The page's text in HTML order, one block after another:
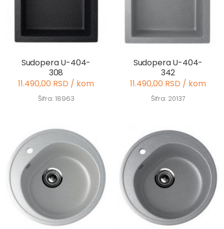
Sudopera U-404-
308
11.490,00 RSD / kom
Šifra: 18963
Sudopera U-404-
342
11.490,00 RSD / kom
Šifra: 20137